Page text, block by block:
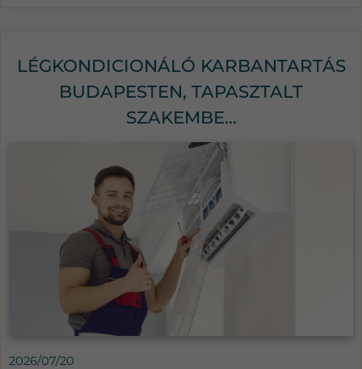
LÉGKONDICIONÁLÓ KARBANTARTÁS
BUDAPESTEN, TAPASZTALT
SZAKEMBE...
2026/07/20